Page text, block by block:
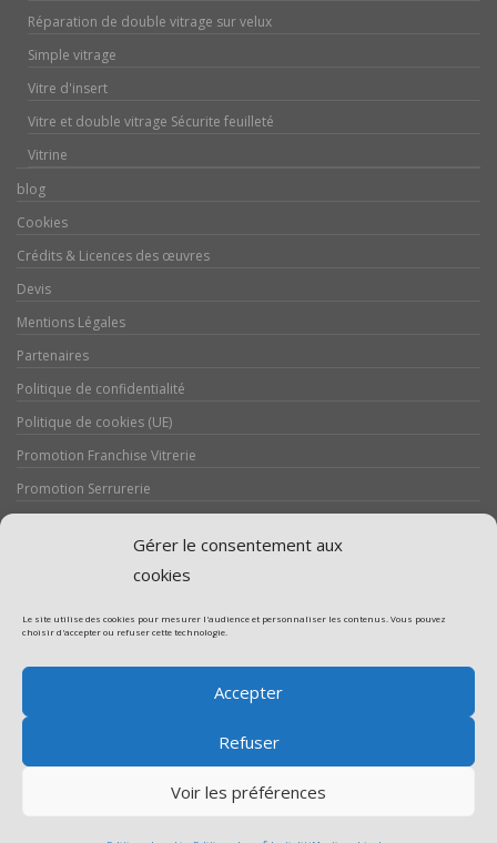
Gérer le consentement aux
cookies
Le site utilise des cookies pour mesurer l'audience et personnaliser les contenus. Vous pouvez
choisir d'accepter ou refuser cette technologie.
Accepter
Refuser
Voir les préférences
Réparation de double vitrage sur velux
Simple vitrage
Vitre d'insert
Vitre et double vitrage Sécurite feuilleté
Vitrine
blog
Cookies
Crédits & Licences des œuvres
Devis
Mentions Légales
Partenaires
Politique de confidentialité
Politique de cookies (UE)
Promotion Franchise Vitrerie
Promotion Serrurerie